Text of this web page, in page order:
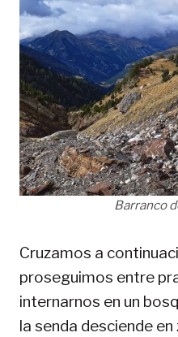
Barranco
Cruzamos a
proseguimos entre
internarnos en un
la senda desciende en